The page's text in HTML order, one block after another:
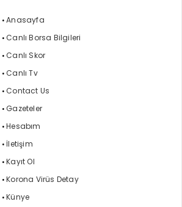
Anasayfa
Canlı Borsa Bilgileri
Canlı Skor
Canlı Tv
Contact Us
Gazeteler
Hesabım
İletişim
Kayıt Ol
Korona Virüs Detay
Künye